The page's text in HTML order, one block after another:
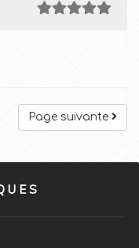
Page suivante